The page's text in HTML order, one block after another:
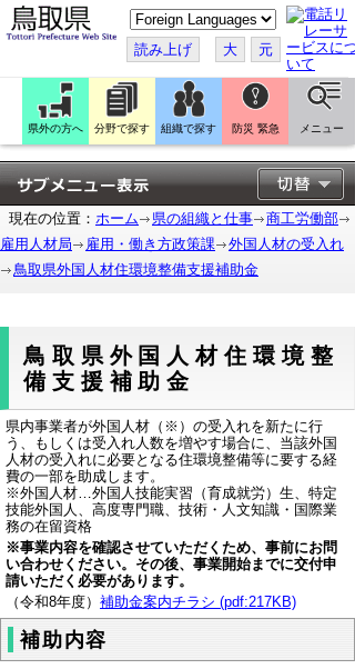
こ
の
ペ
ー
ジ
翻
訳
す
る
読み上げ 大 元
県外の方へ 分野で探す 組織で探す 防災 緊急 メニュー
現在の位置： ホーム 県の組織と仕事
商工労働部
雇用人材局
雇用・働き方政策課
外国人材の受入れ
鳥取県外国人材住環境整備支援補助金
鳥取県外国人材住環境整
備支援補助金
県内事業者が外国人材（※）の受入れを新たに行
う、もしくは受入れ人数を増やす場合に、当該外国
人材の受入れに必要となる住環境整備等に要する経
費の一部を助成します。
※外国人材…外国人技能実習（育成就労）生、特定
技能外国人、高度専門職、技術・人文知識・国際業
務の在留資格
※事業内容を確認させていただくため、事前にお問
い合わせください。その後、事業開始までに交付申
請いただく必要があります。
（令和8年度） 補助金案内チラシ (pdf:217KB)
補助内容